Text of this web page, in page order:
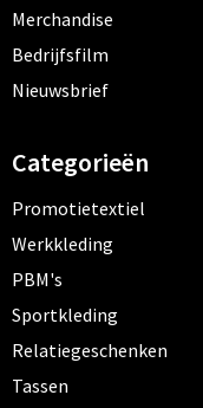
Merchandise
Bedrijfsfilm
Nieuwsbrief
Categorieën
Promotietextiel
Werkkleding
PBM's
Sportkleding
Relatiegeschenken
Tassen